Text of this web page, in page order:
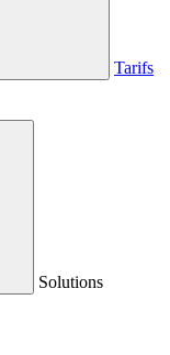
Tarifs
Solutions